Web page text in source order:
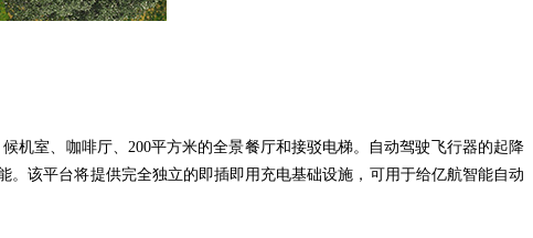
机室、咖啡厅、200平方米的全景餐厅和接驳电梯。自动驾驶飞行器的起降
该平台将提供完全独立的即插即用充电基础设施，可用于给亿航智能自动